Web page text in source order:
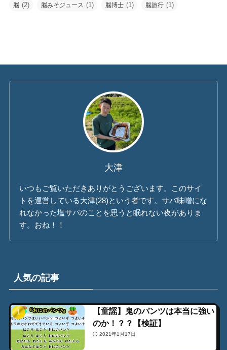
脳 (2) 脳みそジュース (1) 脳博士 (1) 脳旅行 (1)
大津
いつもご覧いただきありがとうございます。このサイ
トを運営している大津(28)という者です。サバ味噌にな
れなかった塩サバのことを思うと眠れない夜がありま
す。おね！！
人気の記事
【童謡】鬼のパンツは本当に強い
のか！？？【検証】
2021年1月17日